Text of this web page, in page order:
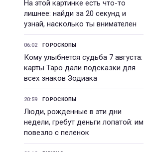
На этой картинке есть что-то
лишнее: найди за 20 секунд и
узнай, насколько ты внимателен
06:02 ГОРОСКОПЫ
Кому улыбнется судьба 7 августа:
карты Таро дали подсказки для
всех знаков Зодиака
20:59 ГОРОСКОПЫ
Люди, рожденные в эти дни
недели, гребут деньги лопатой: им
повезло с пеленок